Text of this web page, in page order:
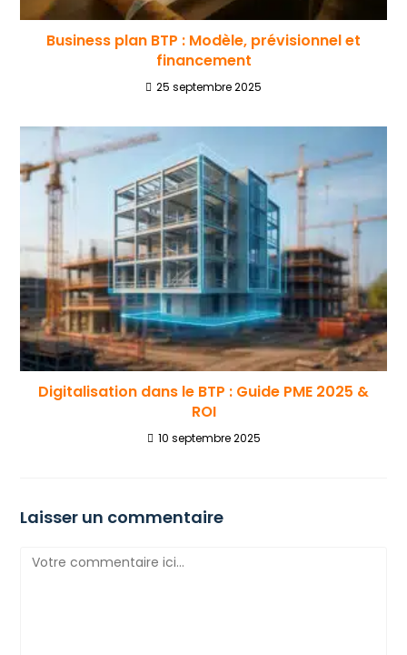
Business plan BTP : Modèle, prévisionnel et
financement
25 septembre 2025
Digitalisation dans le BTP : Guide PME 2025 &
ROI
10 septembre 2025
Laisser un commentaire